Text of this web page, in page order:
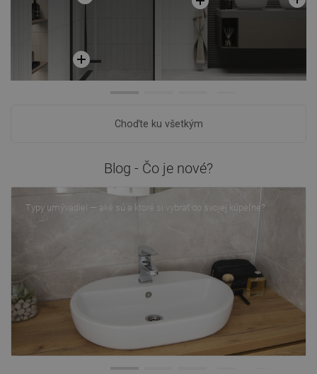
Choďte ku všetkým
Blog - Čo je nové?
Typy umývadiel — aké sú a ktoré si vybrať do svojej kúpeľne?